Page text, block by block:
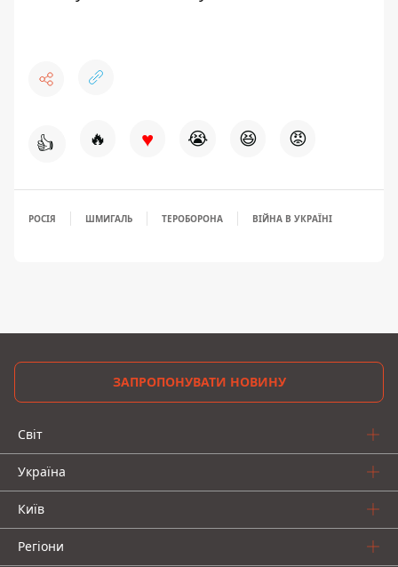
👍 🔥 ♥ 😭 😆 😡
РОСІЯ ШМИГАЛЬ ТЕРОБОРОНА ВІЙНА В УКРАЇНІ
ЗАПРОПОНУВАТИ НОВИНУ
Світ
Україна
Київ
Регіони